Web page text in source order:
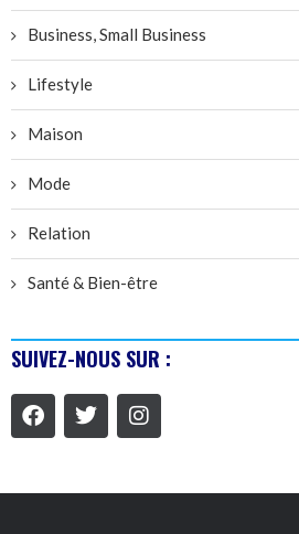
Business, Small Business
Lifestyle
Maison
Mode
Relation
Santé & Bien-être
SUIVEZ-NOUS SUR :